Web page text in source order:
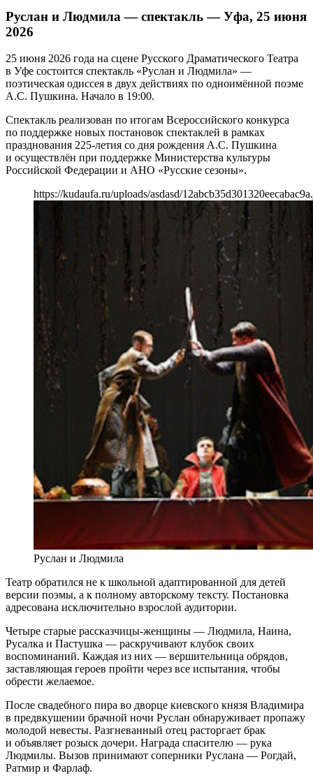
Руслан и Людмила — спектакль — Уфа, 25 июня
2026
25 июня 2026 года на сцене Русского Драматического Театра
в Уфе состоится спектакль «Руслан и Людмила» —
поэтическая одиссея в двух действиях по одноимённой поэме
А.С. Пушкина. Начало в 19:00.
Спектакль реализован по итогам Всероссийского конкурса
по поддержке новых постановок спектаклей в рамках
празднования 225-летия со дня рождения А.С. Пушкина
и осуществлён при поддержке Министерства культуры
Российской Федерации и АНО «Русские сезоны».
https://kudaufa.ru/uploads/asdasd/
Руслан и Людмила
Театр обратился не к школьной адаптированной для детей
версии поэмы, а к полному авторскому тексту. Постановка
адресована исключительно взрослой аудитории.
Четыре старые рассказчицы-женщины — Людмила, Наина,
Русалка и Пастушка — раскручивают клубок своих
воспоминаний. Каждая из них — вершительница обрядов,
заставляющая героев пройти через все испытания, чтобы
обрести желаемое.
После свадебного пира во дворце киевского князя Владимира
в предвкушении брачной ночи Руслан обнаруживает пропажу
молодой невесты. Разгневанный отец расторгает брак
и объявляет розыск дочери. Награда спасителю — рука
Людмилы. Вызов принимают соперники Руслана — Рогдай,
Ратмир и Фарлаф.